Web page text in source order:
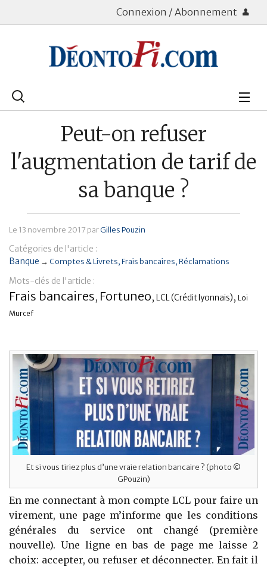
Connexion / Abonnement
Rechercher
Bourse
Placements
Patrimoine
Immobilier
Banque
Peut-on refuser
l'augmentation de tarif de
sa banque ?
Le 13 novembre 2017 parGilles Pouzin
Catégories de l'article :
Banque → Comptes & Livrets Frais bancaires Réclamations
Mots-clés de l'article :
Frais bancaires, Fortuneo, LCL (Crédit lyonnais), Loi
Murcef
Et si vous tiriez plus d’une vraie relation bancaire ? (photo ©
GPouzin)
En me connectant à mon compte LCL pour faire un
virement, une page m’informe que les conditions
générales du service ont changé (première
nouvelle). Une ligne en bas de page me laisse 2
choix: accepter, ou refuser et déconnecter. En fait il